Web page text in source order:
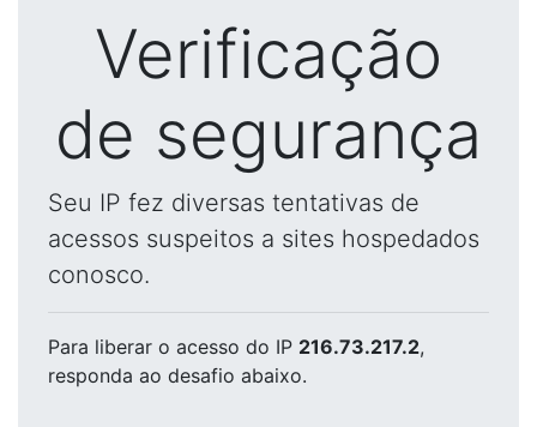
Verificação
de segurança
Seu IP fez diversas tentativas de
acessos suspeitos a sites hospedados
conosco.
Para liberar o acesso do IP 216.73.217.2,
responda ao desafio abaixo.